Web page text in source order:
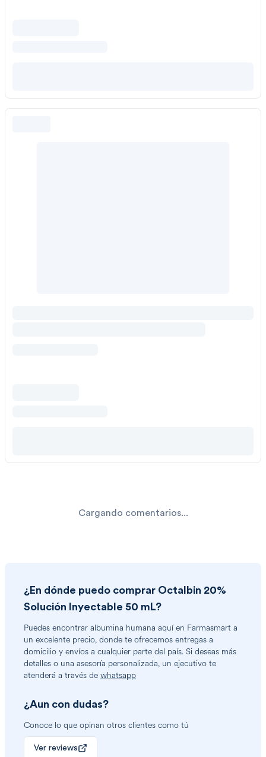
Cargando comentarios...
¿En dónde puedo comprar Octalbin 20%
Solución Inyectable 50 mL?
Puedes encontrar albumina humana aquí en Farmasmart a
un excelente precio, donde te ofrecemos entregas a
domicilio y envíos a cualquier parte del país. Si deseas más
detalles o una asesoría personalizada, un ejecutivo te
atenderá a través de whatsapp
¿Aun con dudas?
Conoce lo que opinan otros clientes como tú
Ver reviews